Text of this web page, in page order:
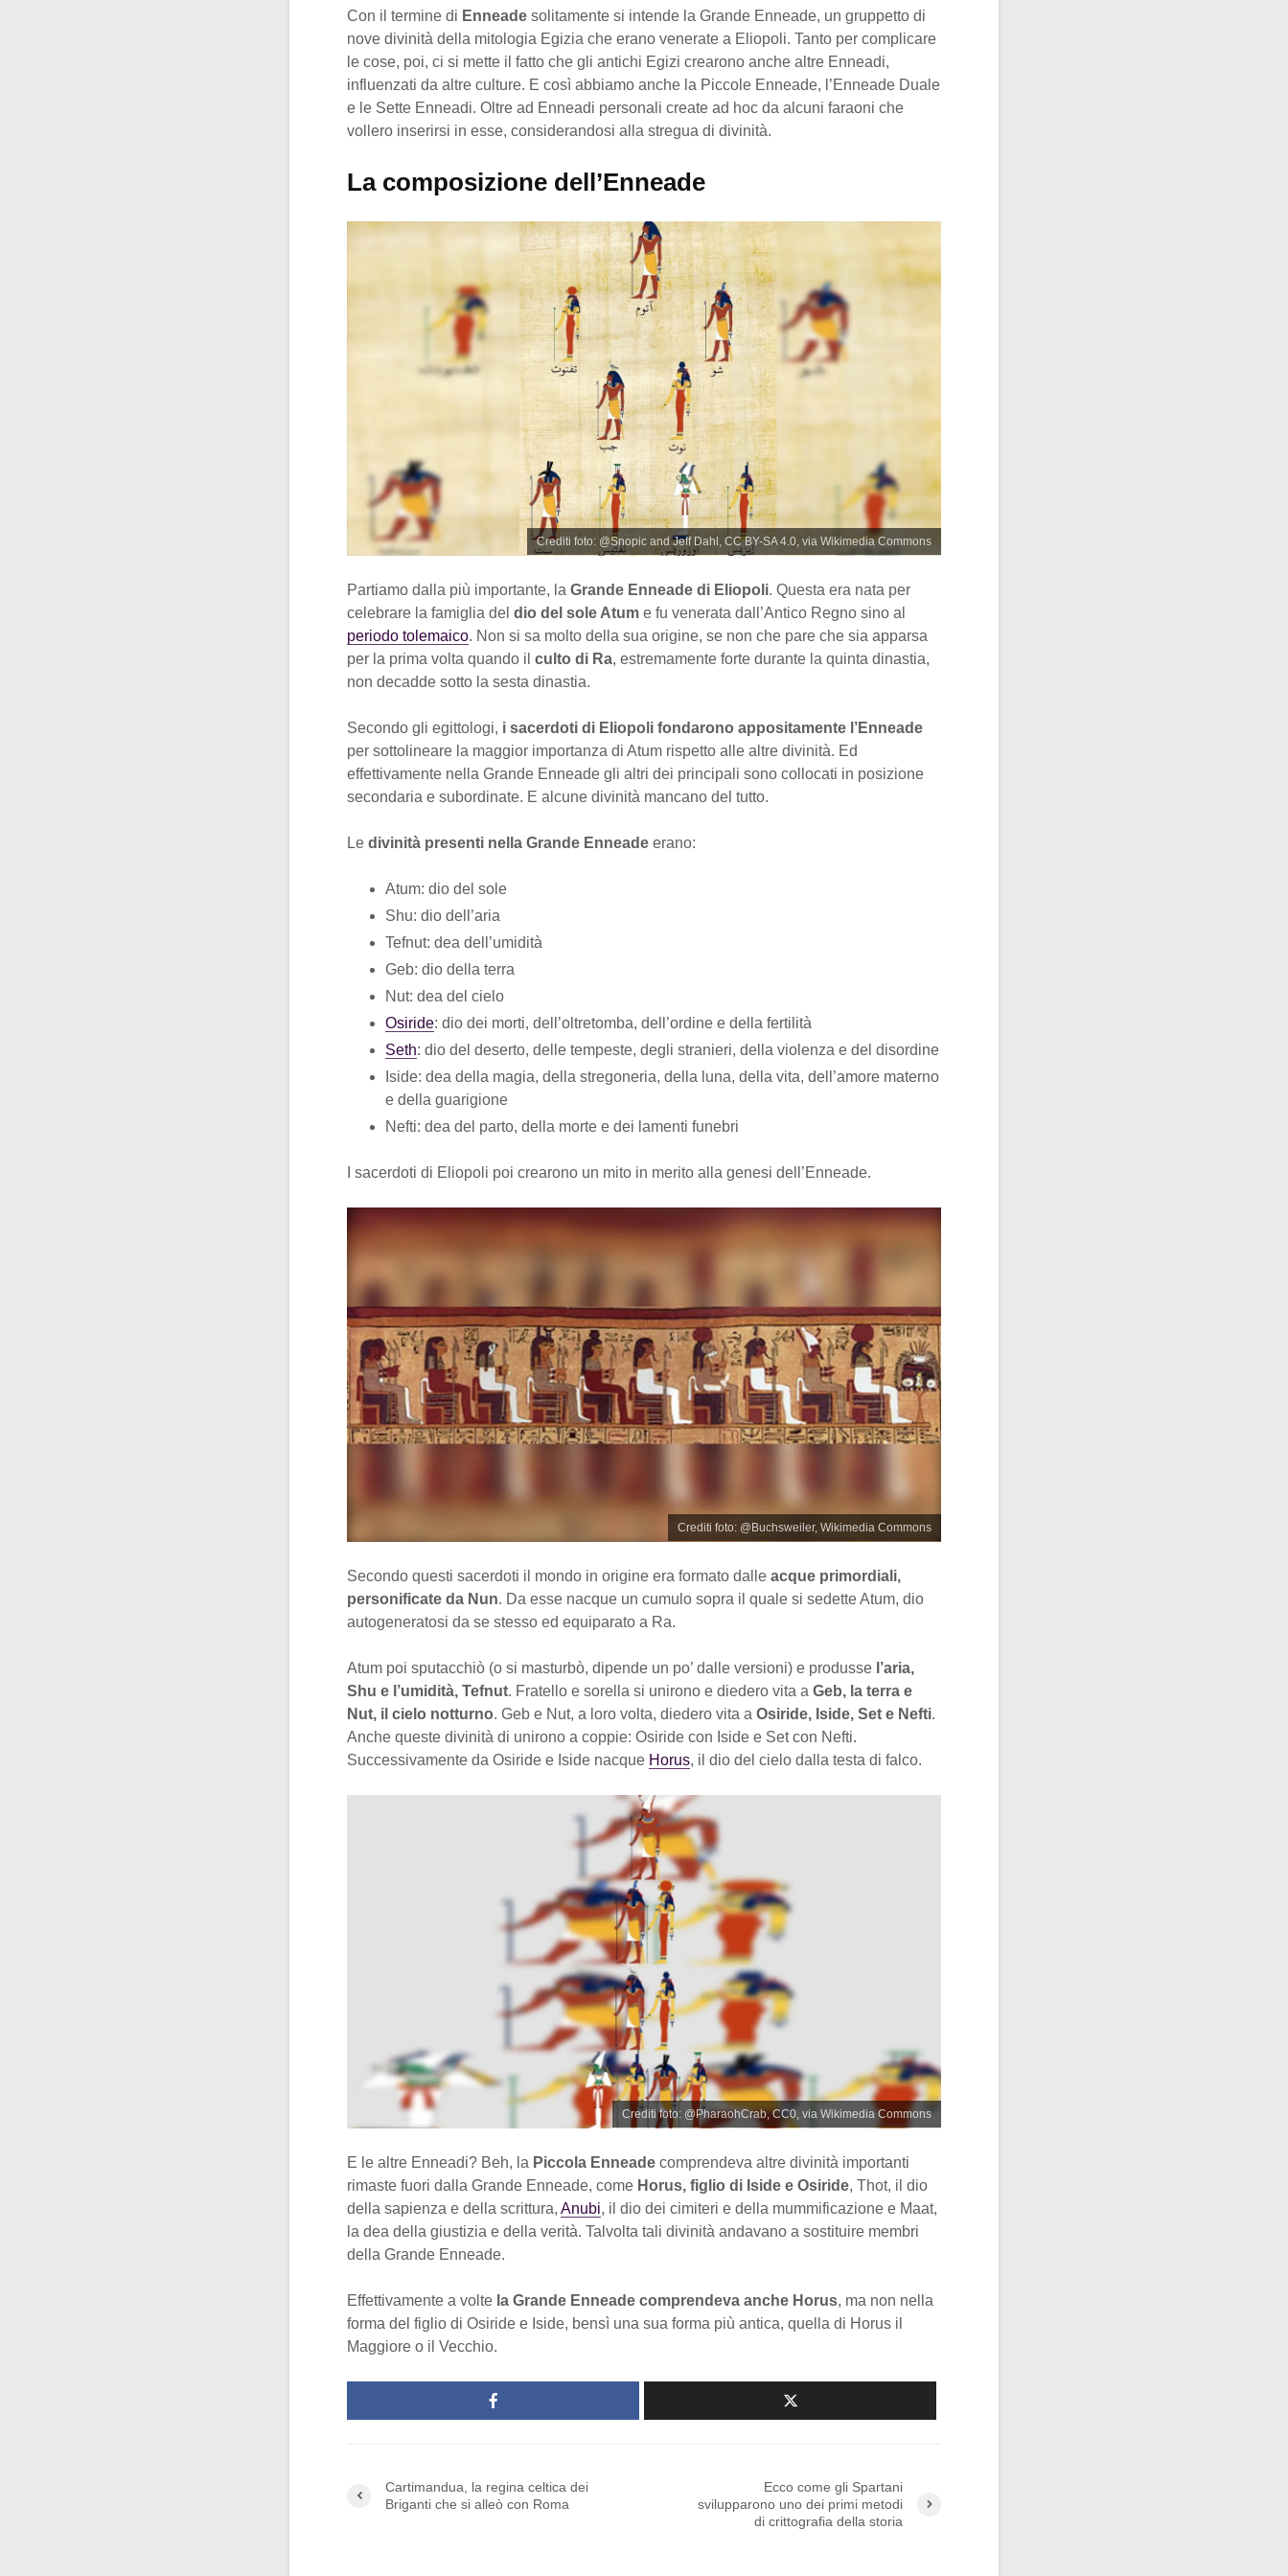
Con il termine di Enneade solitamente si intende la Grande Enneade, un gruppetto di
nove divinità della mitologia Egizia che erano venerate a Eliopoli. Tanto per complicare
le cose, poi, ci si mette il fatto che gli antichi Egizi crearono anche altre Enneadi,
influenzati da altre culture. E così abbiamo anche la Piccole Enneade, l’Enneade Duale
e le Sette Enneadi. Oltre ad Enneadi personali create ad hoc da alcuni faraoni che
vollero inserirsi in esse, considerandosi alla stregua di divinità.
La composizione dell’Enneade
Crediti foto: @Snopic and Jeff Dahl, CC BY-SA 4.0, via Wikimedia Commons
Partiamo dalla più importante, la Grande Enneade di Eliopoli. Questa era nata per
celebrare la famiglia del dio del sole Atum e fu venerata dall’Antico Regno sino al
periodo tolemaico. Non si sa molto della sua origine, se non che pare che sia apparsa
per la prima volta quando il culto di Ra, estremamente forte durante la quinta dinastia,
non decadde sotto la sesta dinastia.
Secondo gli egittologi, i sacerdoti di Eliopoli fondarono appositamente l’Enneade
per sottolineare la maggior importanza di Atum rispetto alle altre divinità. Ed
effettivamente nella Grande Enneade gli altri dei principali sono collocati in posizione
secondaria e subordinate. E alcune divinità mancano del tutto.
Le divinità presenti nella Grande Enneade erano:
Atum: dio del sole
Shu: dio dell’aria
Tefnut: dea dell’umidità
Geb: dio della terra
Nut: dea del cielo
Osiride: dio dei morti, dell’oltretomba, dell’ordine e della fertilità
Seth: dio del deserto, delle tempeste, degli stranieri, della violenza e del disordine
Iside: dea della magia, della stregoneria, della luna, della vita, dell’amore materno
e della guarigione
Nefti: dea del parto, della morte e dei lamenti funebri
I sacerdoti di Eliopoli poi crearono un mito in merito alla genesi dell’Enneade.
Crediti foto: @Buchsweiler, Wikimedia Commons
Secondo questi sacerdoti il mondo in origine era formato dalle acque primordiali,
personificate da Nun. Da esse nacque un cumulo sopra il quale si sedette Atum, dio
autogeneratosi da se stesso ed equiparato a Ra.
Atum poi sputacchiò (o si masturbò, dipende un po’ dalle versioni) e produsse l’aria,
Shu e l’umidità, Tefnut. Fratello e sorella si unirono e diedero vita a Geb, la terra e
Nut, il cielo notturno. Geb e Nut, a loro volta, diedero vita a Osiride, Iside, Set e Nefti.
Anche queste divinità di unirono a coppie: Osiride con Iside e Set con Nefti.
Successivamente da Osiride e Iside nacque Horus, il dio del cielo dalla testa di falco.
Crediti foto: @PharaohCrab, CC0, via Wikimedia Commons
E le altre Enneadi? Beh, la Piccola Enneade comprendeva altre divinità importanti
rimaste fuori dalla Grande Enneade, come Horus, figlio di Iside e Osiride, Thot, il dio
della sapienza e della scrittura, Anubi, il dio dei cimiteri e della mummificazione e Maat,
la dea della giustizia e della verità. Talvolta tali divinità andavano a sostituire membri
della Grande Enneade.
Effettivamente a volte la Grande Enneade comprendeva anche Horus, ma non nella
forma del figlio di Osiride e Iside, bensì una sua forma più antica, quella di Horus il
Maggiore o il Vecchio.
Cartimandua, la regina celtica dei
Briganti che si alleò con Roma
Ecco come gli Spartani
svilupparono uno dei primi metodi
di crittografia della storia